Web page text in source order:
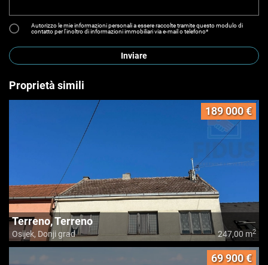
Autorizzo le mie informazioni personali a essere raccolte tramite questo modulo di
contatto per l'inoltro di informazioni immobiliari via e-mail o telefono*
Inviare
Proprietà simili
189 000 €
Terreno, Terreno
Osijek, Donji grad 247,00 m2
69 900 €